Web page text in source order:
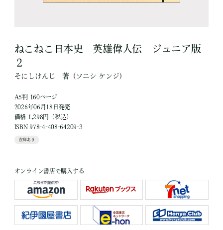
ねこねこ日本史 英雄偉人伝 ジュニア版
２
そにしけんじ 著（ソニシ ケンジ）
A5判 160ページ
2026年06月18日発売
価格 1,298円（税込）
ISBN 978-4-408-64209-3
在庫あり
オンライン書店で購入する